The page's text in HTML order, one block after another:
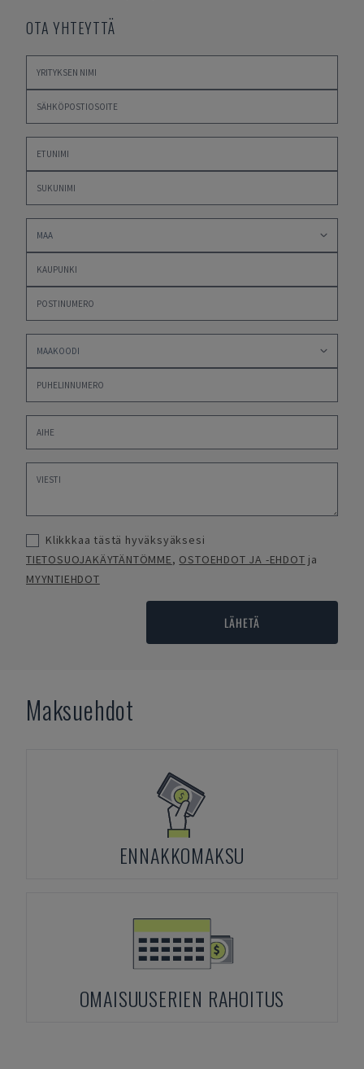
OTA YHTEYTTÄ
Klikkkaa tästä hyväksyäksesi
TIETOSUOJAKÄYTÄNTÖMME, OSTOEHDOT JA -EHDOT ja
MYYNTIEHDOT
LÄHETÄ
Maksuehdot
ENNAKKOMAKSU
OMAISUUSERIEN RAHOITUS